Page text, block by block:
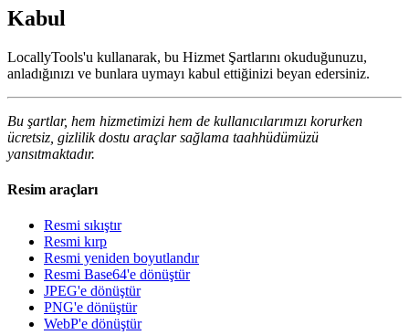
Kabul
LocallyTools'u kullanarak, bu Hizmet Şartlarını okuduğunuzu,
anladığınızı ve bunlara uymayı kabul ettiğinizi beyan edersiniz.
Bu şartlar, hem hizmetimizi hem de kullanıcılarımızı korurken
ücretsiz, gizlilik dostu araçlar sağlama taahhüdümüzü
yansıtmaktadır.
Resim araçları
Resmi sıkıştır
Resmi kırp
Resmi yeniden boyutlandır
Resmi Base64'e dönüştür
JPEG'e dönüştür
PNG'e dönüştür
WebP'e dönüştür